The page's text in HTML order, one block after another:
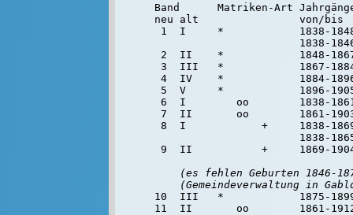
Band      Matriken-Art
neu alt                von/bis
1  I     *            1838-1848
1838-
2  II    *            1848-1867
3  III   *            1867-1884
4  IV    *            1884-1896
5  V     *            1896-1905
6  I        oo        1838-1861
7  II       oo        1861-1903
8  I            +     1838-1869
1838-
9  II           +     1869-1904
(es fehlen Geburten 1846-
(Gemeindeverwaltung in
10  III   *            1875-1899
11  II       oo        1861-